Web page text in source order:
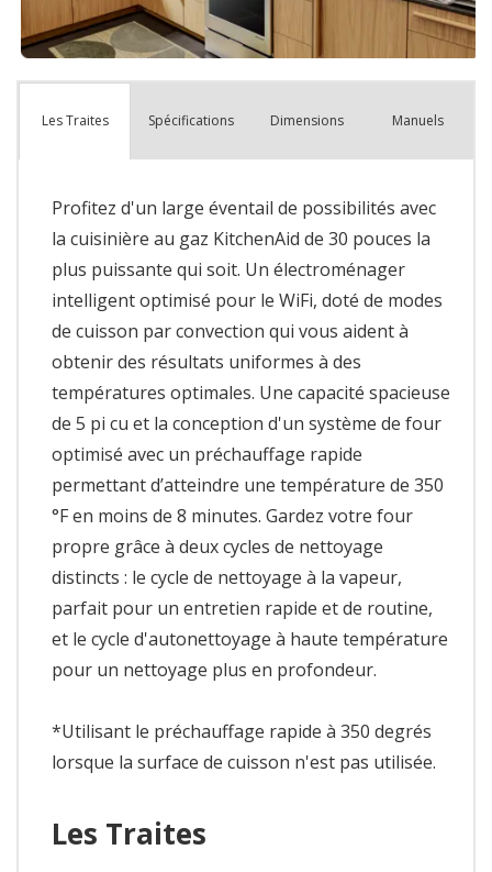
Les Traites Spécifications Dimensions Manuels
Profitez d'un large éventail de possibilités avec
la cuisinière au gaz KitchenAid de 30 pouces la
plus puissante qui soit. Un électroménager
intelligent optimisé pour le WiFi, doté de modes
de cuisson par convection qui vous aident à
obtenir des résultats uniformes à des
températures optimales. Une capacité spacieuse
de 5 pi cu et la conception d'un système de four
optimisé avec un préchauffage rapide
permettant d’atteindre une température de 350
°F en moins de 8 minutes. Gardez votre four
propre grâce à deux cycles de nettoyage
distincts : le cycle de nettoyage à la vapeur,
parfait pour un entretien rapide et de routine,
et le cycle d'autonettoyage à haute température
pour un nettoyage plus en profondeur.
*Utilisant le préchauffage rapide à 350 degrés
lorsque la surface de cuisson n'est pas utilisée.
Les Traites